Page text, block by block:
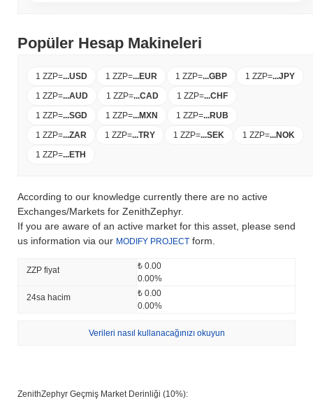
Popüler Hesap Makineleri
1 ZZP=...USD 1 ZZP=...EUR 1 ZZP=...GBP 1 ZZP=...JPY
1 ZZP=...AUD 1 ZZP=...CAD 1 ZZP=...CHF
1 ZZP=...SGD 1 ZZP=...MXN 1 ZZP=...RUB
1 ZZP=...ZAR 1 ZZP=...TRY 1 ZZP=...SEK 1 ZZP=...NOK
1 ZZP=...ETH
According to our knowledge currently there are no active
Exchanges/Markets for ZenithZephyr.
If you are aware of an active market for this asset, please send
us information via our MODIFY PROJECT form.
ZZP fiyat
₺ 0.00
0.00%
24sa hacim
₺ 0.00
0.00%
Verileri nasıl kullanacağınızı okuyun
ZenithZephyr Geçmiş Market Derinliği (10%):